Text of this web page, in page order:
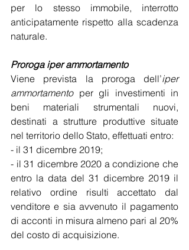
per lo stesso immobile, interrotto
anticipatamente rispetto alla scadenza
naturale.
Proroga iper ammortamento
Viene prevista la proroga dell’iper
ammortamento per gli investimenti in
beni materiali strumentali nuovi,
destinati a strutture produttive situate
nel territorio dello Stato, effettuati entro:
- il 31 dicembre 2019;
- il 31 dicembre 2020 a condizione che
entro la data del 31 dicembre 2019 il
relativo ordine risulti accettato dal
venditore e sia avvenuto il pagamento
di acconti in misura almeno pari al 20%
del costo di acquisizione.